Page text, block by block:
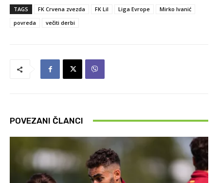
TAGS FK Crvena zvezda FK Lil Liga Evrope
Mirko Ivanić
povreda
večiti derbi
POVEZANI ČLANCI